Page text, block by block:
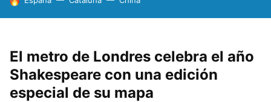
El metro de Londres celebra el año
Shakespeare con una edición
especial de su mapa